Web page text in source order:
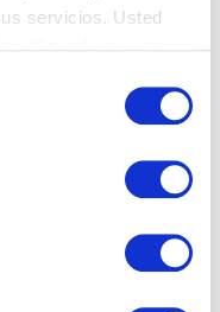
servicios. Usted